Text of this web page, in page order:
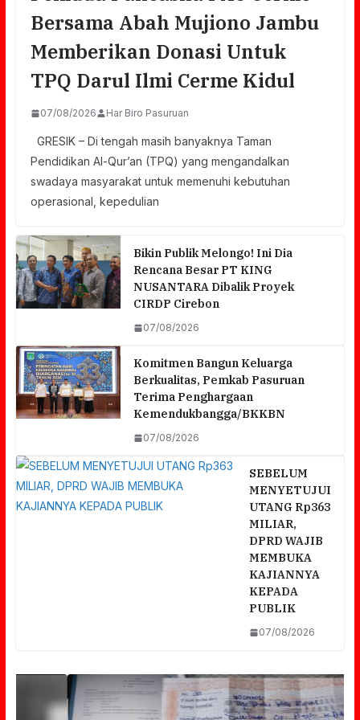
Bersama Abah Mujiono Jambu
Memberikan Donasi Untuk
TPQ Darul Ilmi Cerme Kidul
07/08/2026 Har Biro Pasuruan
GRESIK – Di tengah masih banyaknya Taman
Pendidikan Al-Qur’an (TPQ) yang mengandalkan
swadaya masyarakat untuk memenuhi kebutuhan
operasional, kepedulian
Bikin Publik Melongo! Ini Dia
Rencana Besar PT KING
NUSANTARA Dibalik Proyek
CIRDP Cirebon
07/08/2026
Komitmen Bangun Keluarga
Berkualitas, Pemkab Pasuruan
Terima Penghargaan
Kemendukbangga/BKKBN
07/08/2026
SEBELUM
MENYETUJUI
UTANG Rp363
MILIAR,
DPRD WAJIB
MEMBUKA
KAJIANNYA
KEPADA
PUBLIK
07/08/2026